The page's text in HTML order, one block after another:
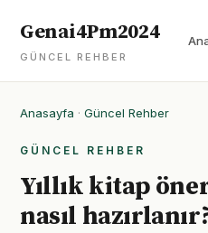
Genai4Pm2024
GÜNCEL REHBER
Anasayfa · Güncel Rehber
GÜNCEL REHBER
Yıllık kitap
nasıl